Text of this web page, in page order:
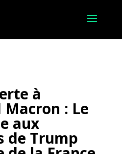
à
: Le
aux
de Trump